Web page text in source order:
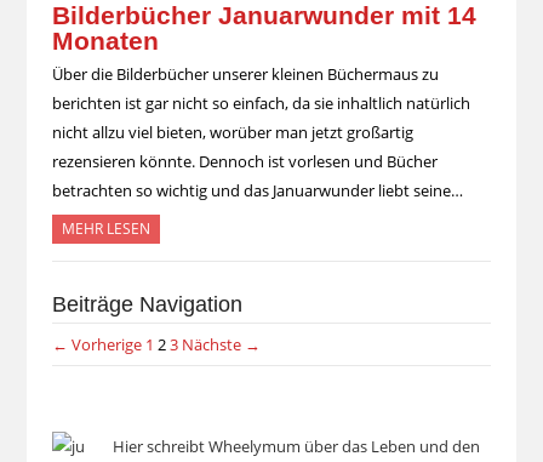
Bilderbücher Januarwunder mit 14
Monaten
Über die Bilderbücher unserer kleinen Büchermaus zu
berichten ist gar nicht so einfach, da sie inhaltlich natürlich
nicht allzu viel bieten, worüber man jetzt großartig
rezensieren könnte. Dennoch ist vorlesen und Bücher
betrachten so wichtig und das Januarwunder liebt seine…
MEHR LESEN
Beiträge Navigation
← Vorherige 1 23 Nächste →
Hier schreibt Wheelymum über das Leben und den